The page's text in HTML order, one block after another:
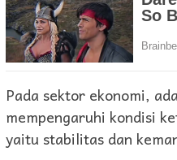
Pada sektor ekonomi,
mempengaruhi kondisi
yaitu stabilitas dan